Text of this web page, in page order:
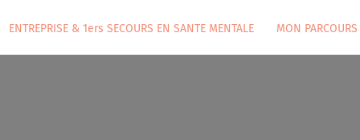
ENTREPRISE & 1ers SECOURS EN SANTE MENTALE MON PARCOURS